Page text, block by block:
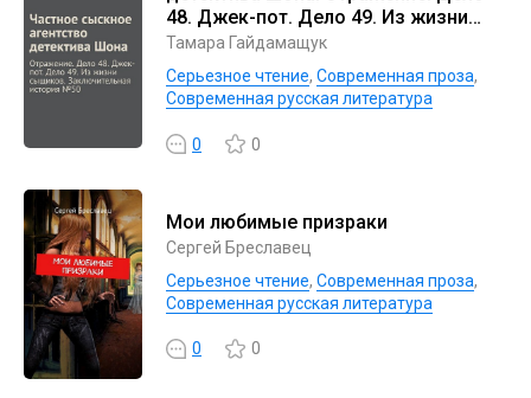
48. Джек-пот. Дело 49. Из жизни
сыщиков. Заключительная история
№ 50
Тамара Гайдамащук
Серьезное чтение, Современная проза,
Современная русская литература
0 0
Мои любимые призраки
Сергей Бреславец
Серьезное чтение, Современная проза,
Современная русская литература
0 0